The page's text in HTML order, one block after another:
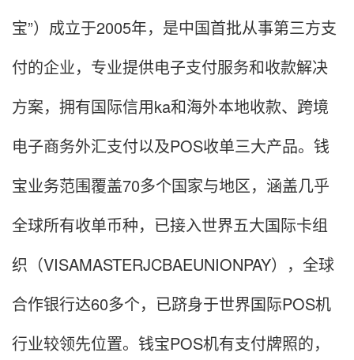
宝”）成立于2005年，是中国首批从事第三方支
付的企业，专业提供电子支付服务和收款解决
方案，拥有国际信用ka和海外本地收款、跨境
电子商务外汇支付以及POS收单三大产品。钱
宝业务范围覆盖70多个国家与地区，涵盖几乎
全球所有收单币种，已接入世界五大国际卡组
织（VISAMASTERJCBAEUNIONPAY），全球
合作银行达60多个，已跻身于世界国际POS机
行业较领先位置。钱宝POS机有支付牌照的，